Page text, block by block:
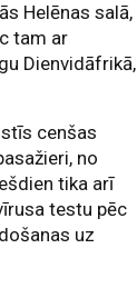
Helēnas salā,
tam ar
Dienvidāfrikā,
cenšas
no
tika arī
testu pēc
uz